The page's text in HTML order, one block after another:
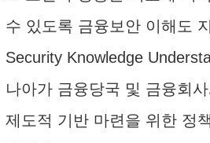
수 있도록 금융보안 이해도
Security Knowledge
나아가 금융당국 및 금융회
제도적 기반 마련을 위한 정